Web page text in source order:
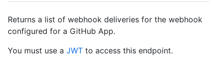
Returns a list of webhook deliveries for the webhook
configured for a GitHub App.
You must use a JWT to access this endpoint.